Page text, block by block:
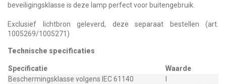
beveiligingsklasse is deze lamp perfect voor buitengebruik.
Exclusief lichtbron geleverd, deze separaat bestellen (art.
1005269/1005271)
Technische specificaties
Specificatie
Waarde
Beschermingsklasse volgens IEC 61140